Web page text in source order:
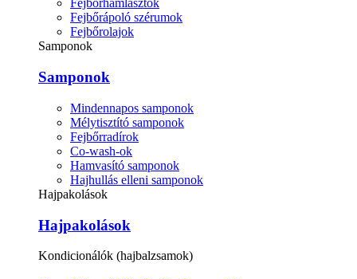
Fejbőrhámlasztók
Fejbőrápoló szérumok
Fejbőrolajok
Samponok
Samponok
Mindennapos samponok
Mélytisztító samponok
Fejbőrradírok
Co-wash-ok
Hamvasító samponok
Hajhullás elleni samponok
Hajpakolások
Hajpakolások
Kondicionálók (hajbalzsamok)